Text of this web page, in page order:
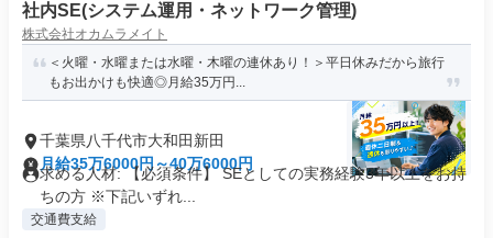
社内SE(システム運用・ネットワーク管理)
株式会社オカムラメイト
＜火曜・水曜または水曜・木曜の連休あり！＞平日休みだから旅行
もお出かけも快適◎月給35万円...
千葉県八千代市大和田新田
月給35万6000円～40万6000円
求める人材: 【必須条件】 SEとしての実務経験3年以上をお持
ちの方 ※下記いずれ...
交通費支給